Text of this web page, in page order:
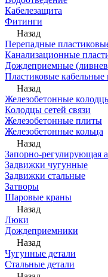
Кабелезащита
Фитинги
Назад
Перепадные
Канализационные
Дождеприемные
Пластиковые кабельные
Назад
Железобетонные
Колодцы сетей связи
Железобетонные плиты
Железобетонные кольца
Назад
Запорно-регулирующая
Задвижки чугунные
Задвижки стальные
Затворы
Шаровые краны
Назад
Люки
Дождеприемники
Назад
Чугунные детали
Стальные детали